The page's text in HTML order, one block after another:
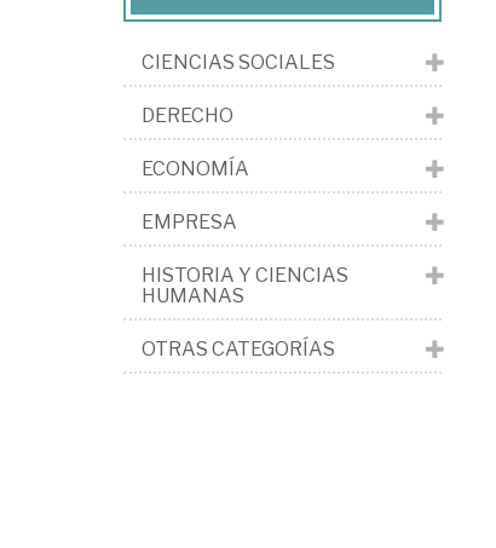
CIENCIAS SOCIALES
DERECHO
ECONOMÍA
EMPRESA
HISTORIA Y CIENCIAS
HUMANAS
OTRAS CATEGORÍAS